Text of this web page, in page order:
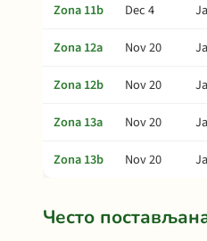
Zona 11b
Dec 4
Zona 12a
Nov 20
Zona 12b
Nov 20
Zona 13a
Nov 20
Zona 13b
Nov 20
Често